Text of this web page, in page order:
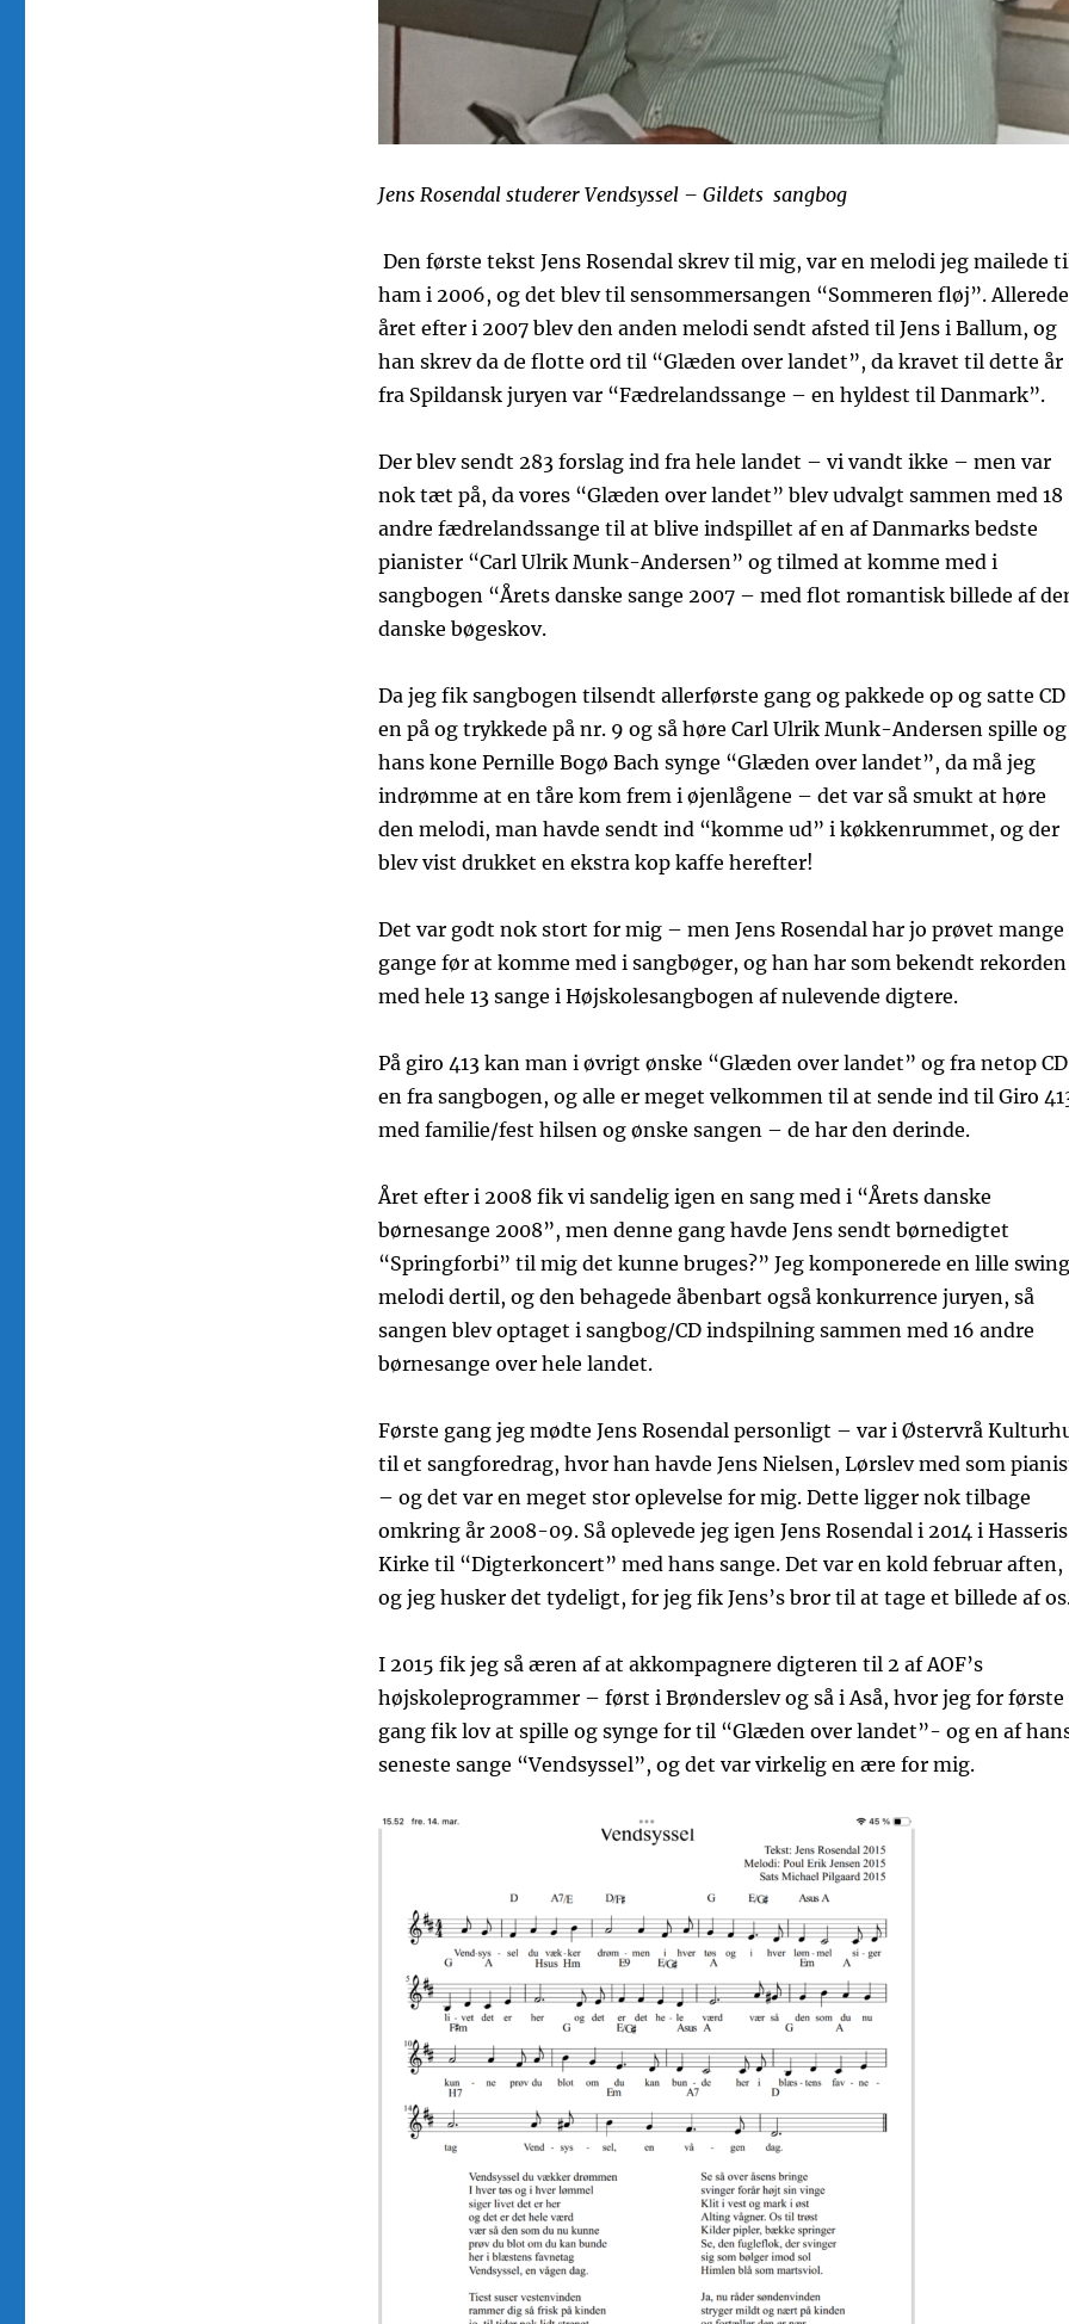
Jens Rosendal studerer Vendsyssel – Gildets sangbog
Den første tekst Jens Rosendal skrev til mig, var en melodi jeg mailede
ham i 2006, og det blev til sensommersangen “Sommeren fløj”. Allerede
året efter i 2007 blev den anden melodi sendt afsted til Jens i Ballum, og
han skrev da de flotte ord til “Glæden over landet”, da kravet til dette år
fra Spildansk juryen var “Fædrelandssange – en hyldest til Danmark”.
Der blev sendt 283 forslag ind fra hele landet – vi vandt ikke – men var
nok tæt på, da vores “Glæden over landet” blev udvalgt sammen med 18
andre fædrelandssange til at blive indspillet af en af Danmarks bedste
pianister “Carl Ulrik Munk-Andersen” og tilmed at komme med i
sangbogen “Årets danske sange 2007 – med flot romantisk billede af
danske bøgeskov.
Da jeg fik sangbogen tilsendt allerførste gang og pakkede op og satte CD
en på og trykkede på nr. 9 og så høre Carl Ulrik Munk-Andersen spille og
hans kone Pernille Bogø Bach synge “Glæden over landet”, da må jeg
indrømme at en tåre kom frem i øjenlågene – det var så smukt at høre
den melodi, man havde sendt ind “komme ud” i køkkenrummet, og der
blev vist drukket en ekstra kop kaffe herefter!
Det var godt nok stort for mig – men Jens Rosendal har jo prøvet mange
gange før at komme med i sangbøger, og han har som bekendt rekorden
med hele 13 sange i Højskolesangbogen af nulevende digtere.
På giro 413 kan man i øvrigt ønske “Glæden over landet” og fra netop CD
en fra sangbogen, og alle er meget velkommen til at sende ind til Giro
med familie/fest hilsen og ønske sangen – de har den derinde.
Året efter i 2008 fik vi sandelig igen en sang med i “Årets danske
børnesange 2008”, men denne gang havde Jens sendt børnedigtet
“Springforbi” til mig det kunne bruges?” Jeg komponerede en lille swing
melodi dertil, og den behagede åbenbart også konkurrence juryen, så
sangen blev optaget i sangbog/CD indspilning sammen med 16 andre
børnesange over hele landet.
Første gang jeg mødte Jens Rosendal personligt – var i Østervrå
til et sangforedrag, hvor han havde Jens Nielsen, Lørslev med som
– og det var en meget stor oplevelse for mig. Dette ligger nok tilbage
omkring år 2008-09. Så oplevede jeg igen Jens Rosendal i 2014 i Hasseris
Kirke til “Digterkoncert” med hans sange. Det var en kold februar aften,
og jeg husker det tydeligt, for jeg fik Jens’s bror til at tage et billede af
I 2015 fik jeg så æren af at akkompagnere digteren til 2 af AOF’s
højskoleprogrammer – først i Brønderslev og så i Aså, hvor jeg for første
gang fik lov at spille og synge for til “Glæden over landet”- og en af
seneste sange “Vendsyssel”, og det var virkelig en ære for mig.